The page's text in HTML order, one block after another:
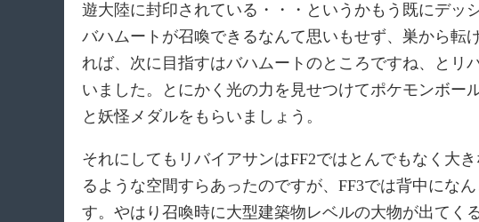
遊大陸に封印されている・・・というかもう既にデッ
バハムートが召喚できるなんて思いもせず、巣から転
れば、次に目指すはバハムートのところですね、とリ
いました。とにかく光の力を見せつけてポケモンボー
と妖怪メダルをもらいましょう。
それにしてもリバイアサンはFF2ではとんでもなく大
るような空間すらあったのですが、FF3では背中にな
す。やはり召喚時に大型建築物レベルの大物が出てく